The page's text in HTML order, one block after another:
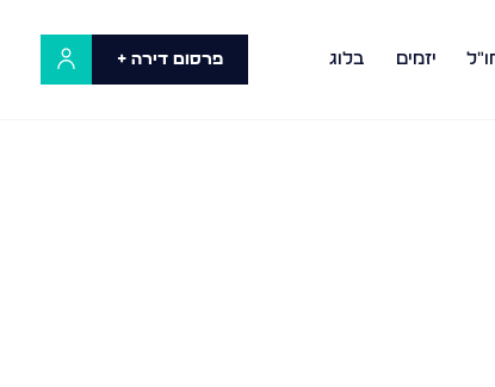
יזמים בלוג פרסום דירה +